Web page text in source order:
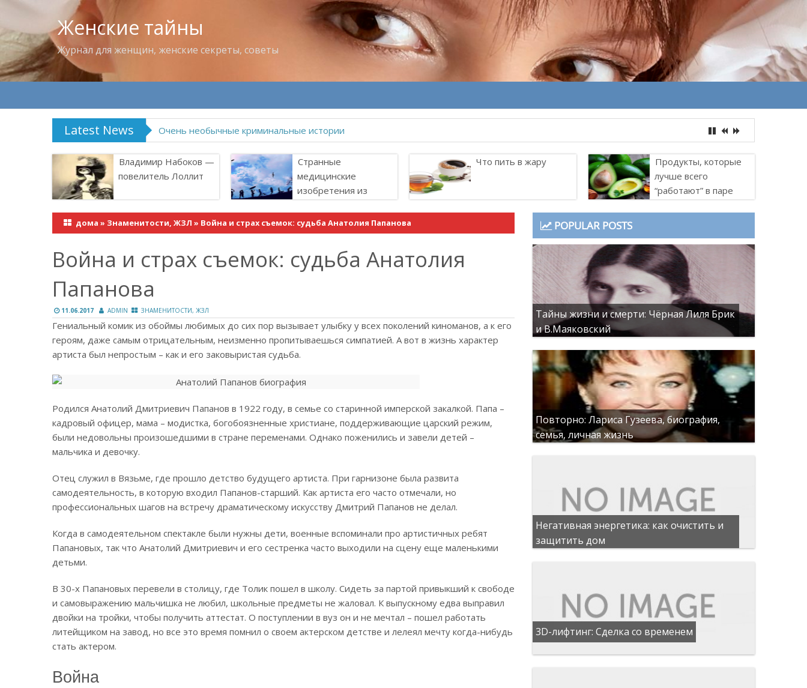
Женские тайны
Журнал для женщин, женские секреты, советы
Latest News Владимир Набоков — повелитель Лоллит
Владимир Набоков —
повелитель Лоллит
Странные
медицинские
изобретения из
Что пить в жару
Продукты, которые
лучше всего
“работают” в паре
дома » Знаменитости, ЖЗЛ » Война и страх съемок: судьба Анатолия Папанова
Война и страх съемок: судьба Анатолия
Папанова
11.06.2017 ADMIN ЗНАМЕНИТОСТИ, ЖЗЛ
Гениальный комик из обоймы любимых до сих пор вызывает улыбку у всех поколений киноманов, а к его
героям, даже самым отрицательным, неизменно пропитываешься симпатией. А вот в жизнь характер
артиста был непростым – как и его заковыристая судьба.
Родился Анатолий Дмитриевич Папанов в 1922 году, в семье со старинной имперской закалкой. Папа –
кадровый офицер, мама – модистка, богобоязненные христиане, поддерживающие царский режим,
были недовольны произошедшими в стране переменами. Однако поженились и завели детей –
мальчика и девочку.
Отец служил в Вязьме, где прошло детство будущего артиста. При гарнизоне была развита
самодеятельность, в которую входил Папанов-старший. Как артиста его часто отмечали, но
профессиональных шагов на встречу драматическому искусству Дмитрий Папанов не делал.
Когда в самодеятельном спектакле были нужны дети, военные вспоминали про артистичных ребят
Папановых, так что Анатолий Дмитриевич и его сестренка часто выходили на сцену еще маленькими
детьми.
В 30-х Папановых перевели в столицу, где Толик пошел в школу. Сидеть за партой привыкший к свободе
и самовыражению мальчишка не любил, школьные предметы не жаловал. К выпускному едва выправил
двойки на тройки, чтобы получить аттестат. О поступлении в вуз он и не мечтал – пошел работать
литейщиком на завод, но все это время помнил о своем актерском детстве и лелеял мечту когда-нибудь
стать актером.
Война
POPULAR POSTS
Тайны жизни и смерти: Чёрная Лиля Брик
и В.Маяковский
Повторно: Лариса Гузеева, биография,
семья, личная жизнь
Негативная энергетика: как очистить и
защитить дом
3D-лифтинг: Сделка со временем